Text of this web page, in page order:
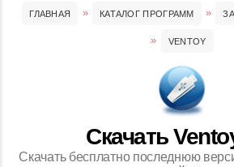
ГЛАВНАЯ КАТАЛОГ ПРОГРАММ
VENTOY
Скачать
Скачать бесплатно последнюю